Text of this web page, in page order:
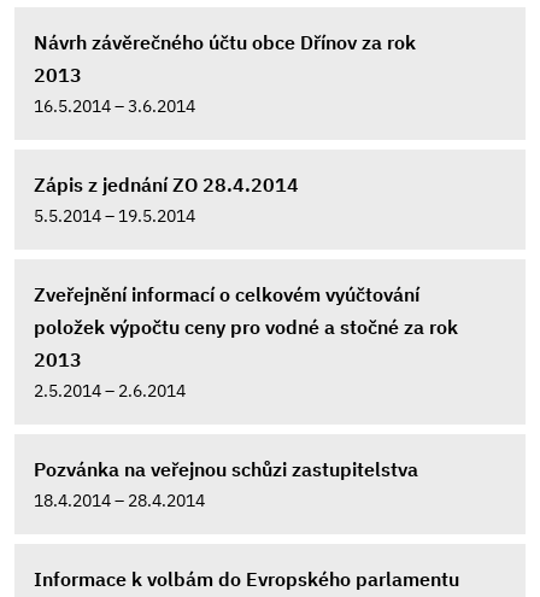
Návrh závěrečného účtu obce Dřínov za rok
2013
16.5.2014 – 3.6.2014
Zápis z jednání ZO 28.4.2014
5.5.2014 – 19.5.2014
Zveřejnění informací o celkovém vyúčtování
položek výpočtu ceny pro vodné a stočné za rok
2013
2.5.2014 – 2.6.2014
Pozvánka na veřejnou schůzi zastupitelstva
18.4.2014 – 28.4.2014
Informace k volbám do Evropského parlamentu